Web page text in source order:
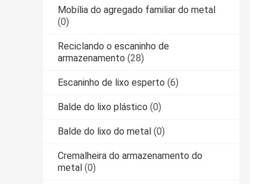
Mobília do agregado familiar do metal
(0)
Reciclando o escaninho de
armazenamento (28)
Escaninho de lixo esperto (6)
Balde do lixo plástico (0)
Balde do lixo do metal (0)
Cremalheira do armazenamento do
metal (0)